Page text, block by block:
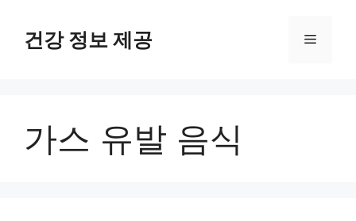
건강 정보 제공 메
가스 유발 음식